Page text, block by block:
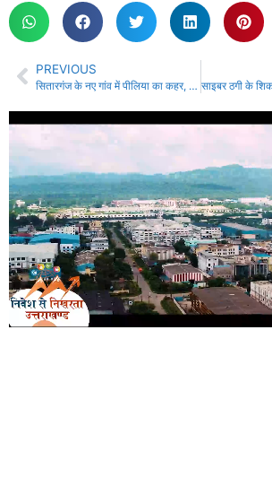
PREVIOUS
सितारगंज के नए गांव में पीलिया का कहर, जांच रिपोर्ट ने बढ़ाई चिंता